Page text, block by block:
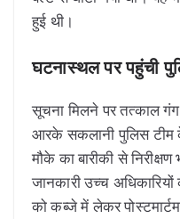
हुई थी।
घटनास्थल पर पहुंची
सूचना मिलने पर तत्काल
आरके सकलानी पुलिस
मौके का बारीकी से
जानकारी उच्च
को कब्जे में लेकर